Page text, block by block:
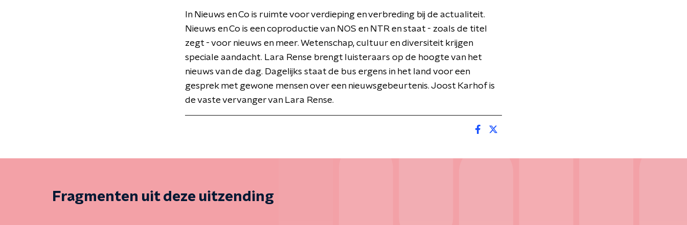
In Nieuws en Co is ruimte voor verdieping en verbreding bij de actualiteit.
Nieuws en Co is een coproductie van NOS en NTR en staat - zoals de titel
zegt - voor nieuws en meer. Wetenschap, cultuur en diversiteit krijgen
speciale aandacht. Lara Rense brengt luisteraars op de hoogte van het
nieuws van de dag. Dagelijks staat de bus ergens in het land voor een
gesprek met gewone mensen over een nieuwsgebeurtenis. Joost Karhof is
de vaste vervanger van Lara Rense.
Fragmenten uit deze uitzending